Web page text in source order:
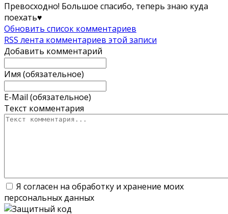
Превосходно! Большое спасибо, теперь знаю куда
поехать♥
Обновить список комментариев
RSS лента комментариев этой записи
Добавить комментарий
Имя (обязательное)
E-Mail (обязательное)
Текст комментария
Я согласен на обработку и хранение моих
персональных данных